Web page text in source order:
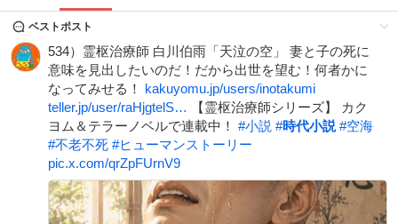
ワ
ド
を
消
す
ベストポスト
534）霊枢治療師 白川伯雨「天泣の空」 妻と子の死に
意味を見出したいのだ！だから出世を望む！何者かに
なってみせる！ kakuyomu.jp/users/inotakumi
teller.jp/user/raHjgtelS…
【霊枢治療師シリーズ】 カク
ヨム＆テラーノベルで連載中！ #小説 #時代小説 #空海
#不老不死 #ヒューマンストーリー
pic.x.com/qrZpFUrnV9